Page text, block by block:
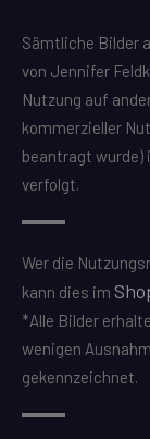
Sämtliche Bilder
von Jennifer
Nutzung auf
kommerzieller
beantragt
verfolgt.
Wer die
kann dies im
*Alle Bilder
wenigen
gekennzeichnet.